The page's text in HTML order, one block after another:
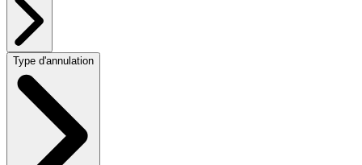
Type d'annulation